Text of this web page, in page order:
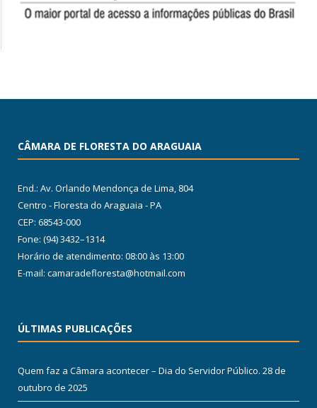
CÂMARA DE FLORESTA DO ARAGUAIA
End.: Av. Orlando Mendonça de Lima, 804
Centro - Floresta do Araguaia - PA
CEP: 68543-000
Fone: (94) 3432–1314
Horário de atendimento: 08:00 às 13:00
E-mail: camaradefloresta@hotmail.com
ÚLTIMAS PUBLICAÇÕES
Quem faz a Câmara acontecer – Dia do Servidor Público. 28 de
outubro de 2025